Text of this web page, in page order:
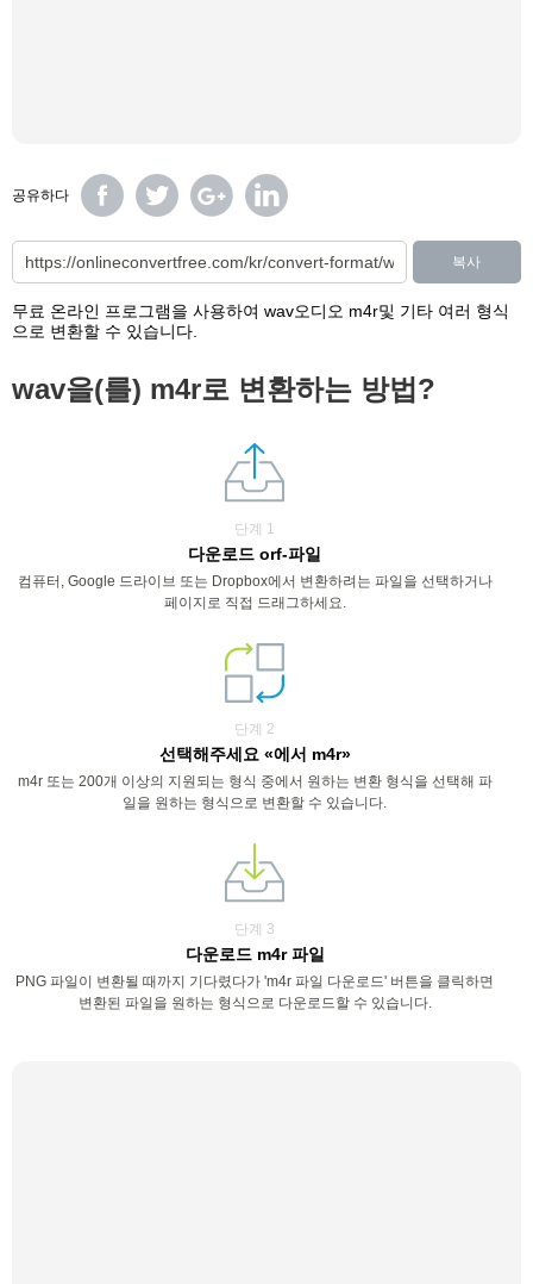
공유하다
복사
무료 온라인 프로그램을 사용하여 wav오디오 m4r및 기타 여러 형식
으로 변환할 수 있습니다.
wav을(를) m4r로 변환하는 방법?
단계 1
다운로드 orf-파일
컴퓨터, Google 드라이브 또는 Dropbox에서 변환하려는 파일을 선택하거나
페이지로 직접 드래그하세요.
단계 2
선택해주세요 «에서 m4r»
m4r 또는 200개 이상의 지원되는 형식 중에서 원하는 변환 형식을 선택해 파
일을 원하는 형식으로 변환할 수 있습니다.
단계 3
다운로드 m4r 파일
PNG 파일이 변환될 때까지 기다렸다가 'm4r 파일 다운로드' 버튼을 클릭하면
변환된 파일을 원하는 형식으로 다운로드할 수 있습니다.